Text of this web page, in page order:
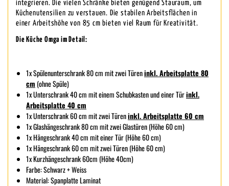
integrieren. Die vielen Schränke bieten genügend Stauraum, um
Küchenutensilien zu verstauen. Die stabilen Arbeitsflächen in
einer Arbeitshöhe von 85 cm bieten viel Raum für Kreativität.
Die Küche Omga im Detail:
1x Spülenunterschrank 80 cm mit zwei Türeninkl. Arbeitsplatte 80
cm (ohne Spüle)
1x Unterschrank 40 cm mit einem Schubkasten und einer Türinkl.
Arbeitsplatte 40 cm
1x Unterschrank 60 cm mit zwei Türeninkl. Arbeitsplatte 60 cm
1x Glashängeschrank 80 cm mit zwei Glastüren (Höhe 60 cm)
1x Hängeschrank 40 cm mit einer Tür (Höhe 60 cm)
1x Hängeschrank 60 cm mit zwei Türen (Höhe 60 cm)
1x Kurzhängeschrank 60cm (Höhe 40cm)
Farbe: Schwarz + Weiss
Material: Spanplatte Laminat